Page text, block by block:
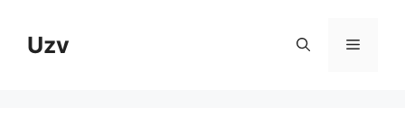
content
Uzv Menu